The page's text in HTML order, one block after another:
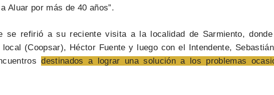
Aluar por más de 40 años”.
se refirió a su reciente visita a la localidad de Sarmiento,
(Coopsar), Héctor Fuente y luego con el Intendente,
destinados a lograr una solución a los problemas